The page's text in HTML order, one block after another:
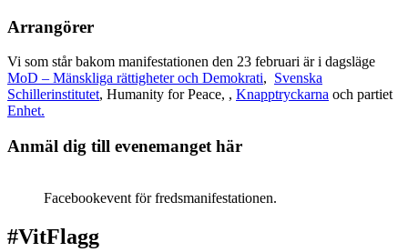
Arrangörer
Vi som står bakom manifestationen den 23 februari är i dagsläge
MoD – Mänskliga rättigheter och Demokrati, Svenska
Schillerinstitutet, Humanity for Peace, , Knapptryckarna och partiet
Enhet.
Anmäl dig till evenemanget här
Facebookevent för fredsmanifestationen.
#VitFlagg